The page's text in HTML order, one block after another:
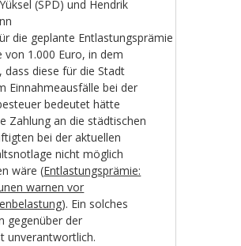
(SPD) und Hendrik
die geplante Entlastungsprämie
von 1.000 Euro, in dem
dass diese für die Stadt
Einnahmeausfälle bei der
bedeutet hätte
Zahlung an die städtischen
bei der aktuellen
nicht möglich
wäre (Entlastungsprämie:
warnen vor
). Ein solches
gegenüber der
unverantwortlich.